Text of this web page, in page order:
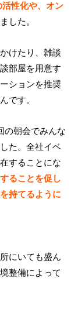
性化や、オン
した。
けたり、雑談
部屋を用意す
ションを推奨
です。
の朝会でみんな
た。全社イベ
することにな
ることを促し
持てるように
にいても盛ん
整備によって